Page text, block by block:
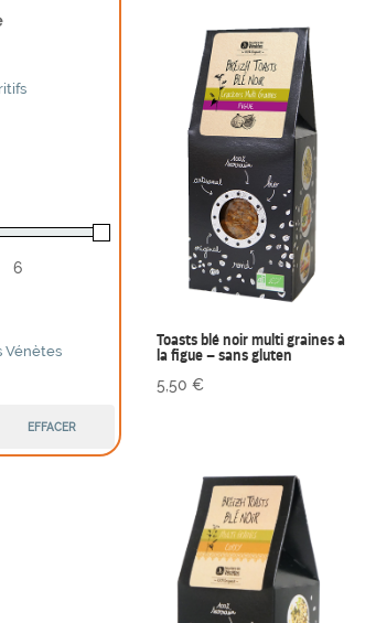
Vénètes
EFFACER
Toasts blé noir multi graines à
la figue – sans gluten
5,50€